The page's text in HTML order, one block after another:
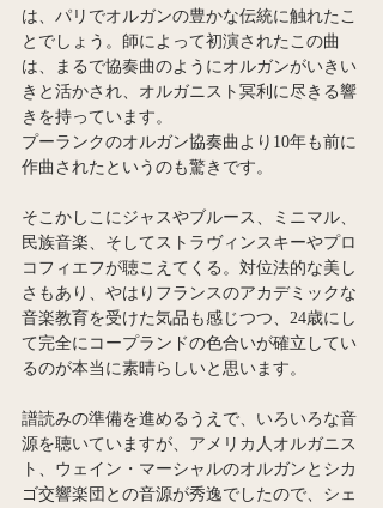
は、パリでオルガンの豊かな伝統に触れたこ
とでしょう。師によって初演されたこの曲
は、まるで協奏曲のようにオルガンがいきい
きと活かされ、オルガニスト冥利に尽きる響
きを持っています。
プーランクのオルガン協奏曲より10年も前に
作曲されたというのも驚きです。
そこかしこにジャスやブルース、ミニマル、
民族音楽、そしてストラヴィンスキーやプロ
コフィエフが聴こえてくる。対位法的な美し
さもあり、やはりフランスのアカデミックな
音楽教育を受けた気品も感じつつ、24歳にし
て完全にコープランドの色合いが確立してい
るのが本当に素晴らしいと思います。
譜読みの準備を進めるうえで、いろいろな音
源を聴いていますが、アメリカ人オルガニス
ト、ウェイン・マーシャルのオルガンとシカ
ゴ交響楽団との音源が秀逸でしたので、シェ